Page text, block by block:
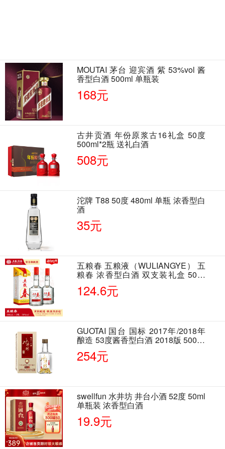
MOUTAI 茅台 迎宾酒 紫 53%vol 酱
香型白酒 500ml 单瓶装
168元
古井贡酒 年份原浆古16礼盒 50度
500ml*2瓶 送礼白酒
508元
沱牌 T88 50度 480ml 单瓶 浓香型白
酒
35元
五粮春 五粮液（WULIANGYE） 五
粮春 浓香型白酒 双支装礼盒 50度
500ml*2瓶 含酒具
124.6元
GUOTAI 国台 国标 2017年/2018年
酿造 53度酱香型白酒 2018版 500ml
单瓶装
254元
swellfun 水井坊 井台小酒 52度 50ml
单瓶装 浓香型白酒
19.9元